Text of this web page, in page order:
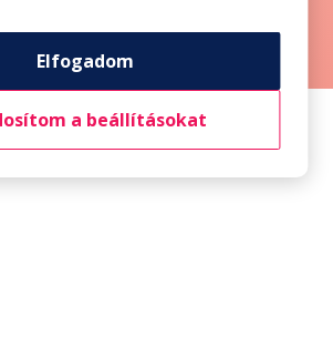
Elfogadom
a beállításokat